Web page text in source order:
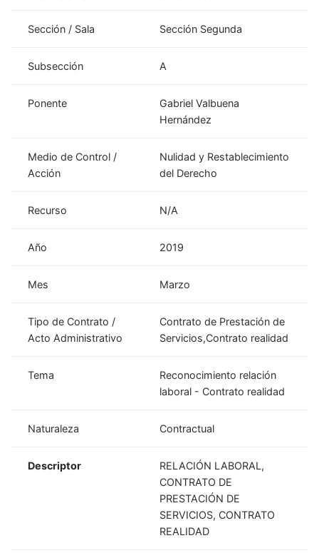
Sección / Sala Sección Segunda
Subsección A
Ponente
Gabriel Valbuena
Hernández
Medio de Control /
Acción
Nulidad y Restablecimiento
del Derecho
Recurso N/A
Año 2019
Mes Marzo
Tipo de Contrato /
Acto Administrativo
Contrato de Prestación de
Servicios,Contrato realidad
Tema
Reconocimiento relación
laboral - Contrato realidad
Naturaleza Contractual
Descriptor
RELACIÓN LABORAL,
CONTRATO DE
PRESTACIÓN DE
SERVICIOS, CONTRATO
REALIDAD